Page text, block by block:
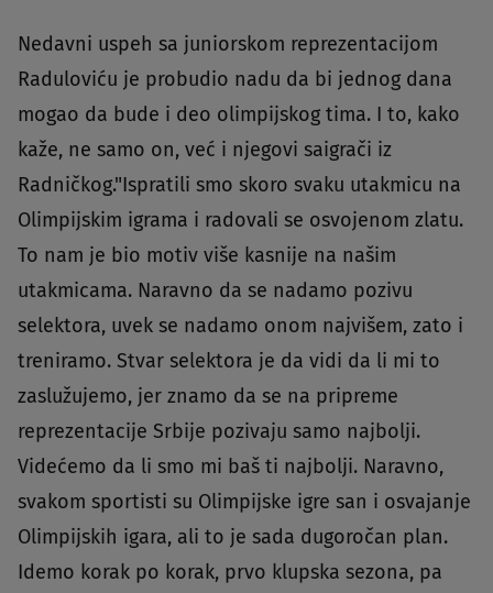
Nedavni uspeh sa juniorskom reprezentacijom
Raduloviću je probudio nadu da bi jednog dana
mogao da bude i deo olimpijskog tima. I to, kako
kaže, ne samo on, već i njegovi saigrači iz
Radničkog."Ispratili smo skoro svaku utakmicu na
Olimpijskim igrama i radovali se osvojenom zlatu.
To nam je bio motiv više kasnije na našim
utakmicama. Naravno da se nadamo pozivu
selektora, uvek se nadamo onom najvišem, zato i
treniramo. Stvar selektora je da vidi da li mi to
zaslužujemo, jer znamo da se na pripreme
reprezentacije Srbije pozivaju samo najbolji.
Videćemo da li smo mi baš ti najbolji. Naravno,
svakom sportisti su Olimpijske igre san i osvajanje
Olimpijskih igara, ali to je sada dugoročan plan.
Idemo korak po korak, prvo klupska sezona, pa